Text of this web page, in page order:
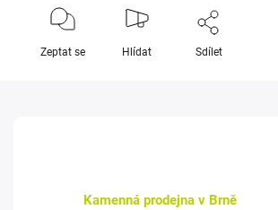
Zeptat se Hlídat Sdílet
Kamenná prodejna v Brně